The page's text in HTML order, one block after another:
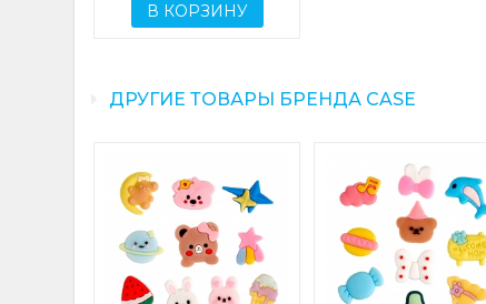
В КОРЗИНУ
ДРУГИЕ ТОВАРЫ БРЕНДА CASE